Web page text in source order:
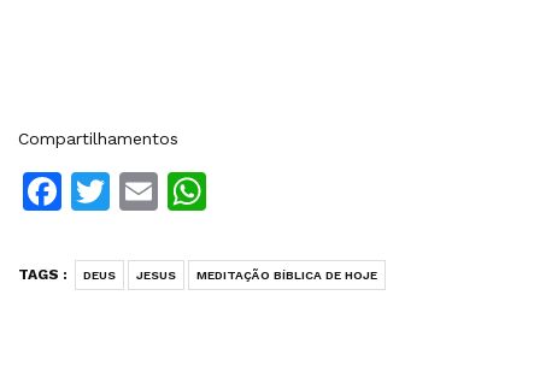
Compartilhamentos
Facebook
Twitter
Email
TAGS : DEUS JESUS MEDITAÇÃO BÍBLICA DE HOJE